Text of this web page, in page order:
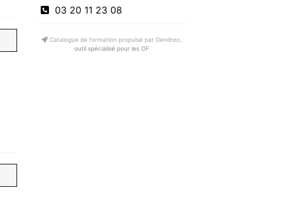
03 20 11 23 08
Catalogue de formation propulsé par Dendreo,
outil spécialisé pour les OF